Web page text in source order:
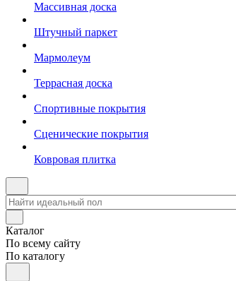
Массивная доска
Штучный паркет
Мармолеум
Террасная доска
Спортивные покрытия
Сценические покрытия
Ковровая плитка
Каталог
По всему сайту
По каталогу